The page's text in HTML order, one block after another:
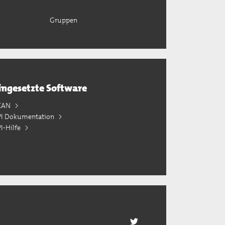
Gruppen
Software
Dokumentation
Hilfe